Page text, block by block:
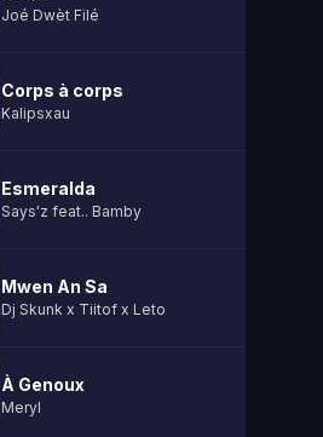
Joé Dwèt Filé
Corps à corps
Kalipsxau
Esmeralda
Says'z feat.. Bamby
Mwen An Sa
Dj Skunk x Tiitof x Leto
À Genoux
Meryl